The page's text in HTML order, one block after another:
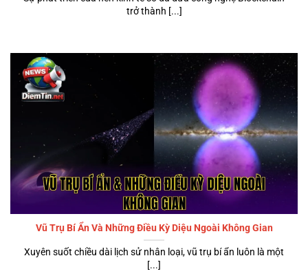
trở thành [...]
Vũ Trụ Bí Ẩn Và Những Điều Kỳ Diệu Ngoài Không Gian
Xuyên suốt chiều dài lịch sử nhân loại, vũ trụ bí ẩn luôn là một
[...]